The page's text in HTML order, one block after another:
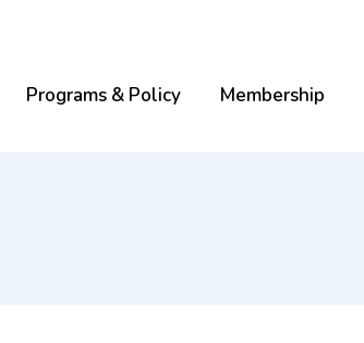
Programs & Policy Membership